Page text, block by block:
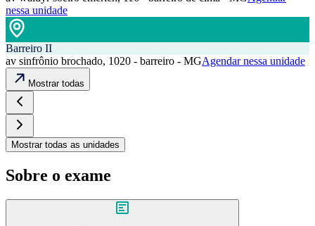
nessa unidade
Barreiro II
av sinfrônio brochado, 1020 - barreiro - MGAgendar nessa unidade
Mostrar todas
Mostrar todas as unidades
Sobre o exame